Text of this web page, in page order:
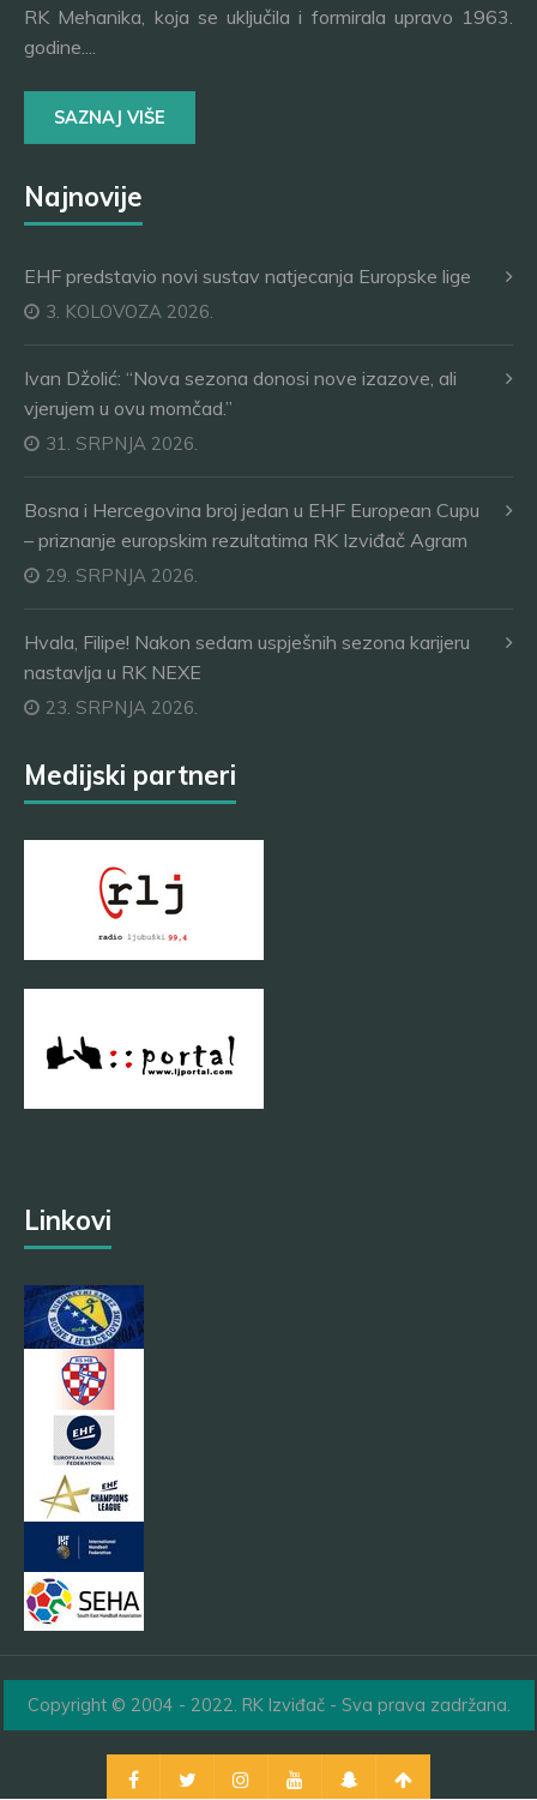
RK Mehanika, koja se uključila i formirala upravo 1963.
godine....
SAZNAJ VIŠE
Najnovije
EHF predstavio novi sustav natjecanja Europske lige
3. KOLOVOZA 2026.
Ivan Džolić: “Nova sezona donosi nove izazove, ali
vjerujem u ovu momčad.”
31. SRPNJA 2026.
Bosna i Hercegovina broj jedan u EHF European Cupu
– priznanje europskim rezultatima RK Izviđač Agram
29. SRPNJA 2026.
Hvala, Filipe! Nakon sedam uspješnih sezona karijeru
nastavlja u RK NEXE
23. SRPNJA 2026.
Medijski partneri
Linkovi
Copyright © 2004 - 2022. RK Izviđač - Sva prava zadržana.